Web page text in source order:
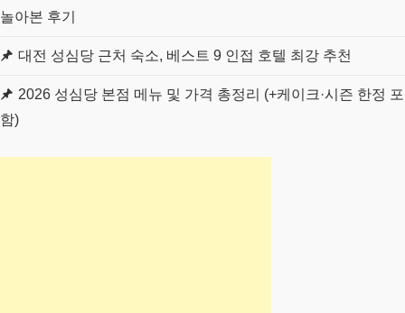
놀아본 후기
대전 성심당 근처 숙소, 베스트 9 인접 호텔 최강 추천
2026 성심당 본점 메뉴 및 가격 총정리 (+케이크·시즌 한정 포
함)